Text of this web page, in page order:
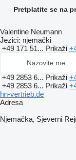
Pretplatite se na
Valentine Neumann
Jezici: njemački
+49 171 51... Prikaži
Nazovite me
+49 2853 6... Prikaži
+49 2853 6... Prikaži
hn-vertrieb.de
Adresa
Njemačka, Sjeverni